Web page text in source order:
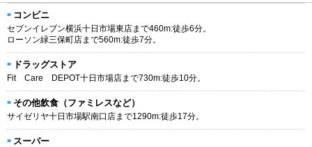
コンビニ
セブンイレブン横浜十日市場東店まで460m:徒歩6分。
ローソン緑三保町店まで560m:徒歩7分。
ドラッグストア
Fit Care DEPOT十日市場店まで730m:徒歩10分。
その他飲食（ファミレスなど）
サイゼリヤ十日市場駅南口店まで1290m:徒歩17分。
スーパー